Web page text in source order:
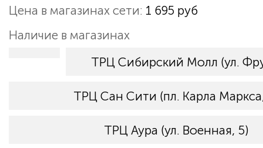
Цена в магазинах сети: 1 695 руб
Наличие в магазинах
ТРЦ Сибирский Молл (ул.
ТРЦ Сан Сити (пл. Карла
ТРЦ Аура (ул. Военная, 5)